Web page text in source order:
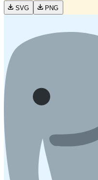
SVG PNG